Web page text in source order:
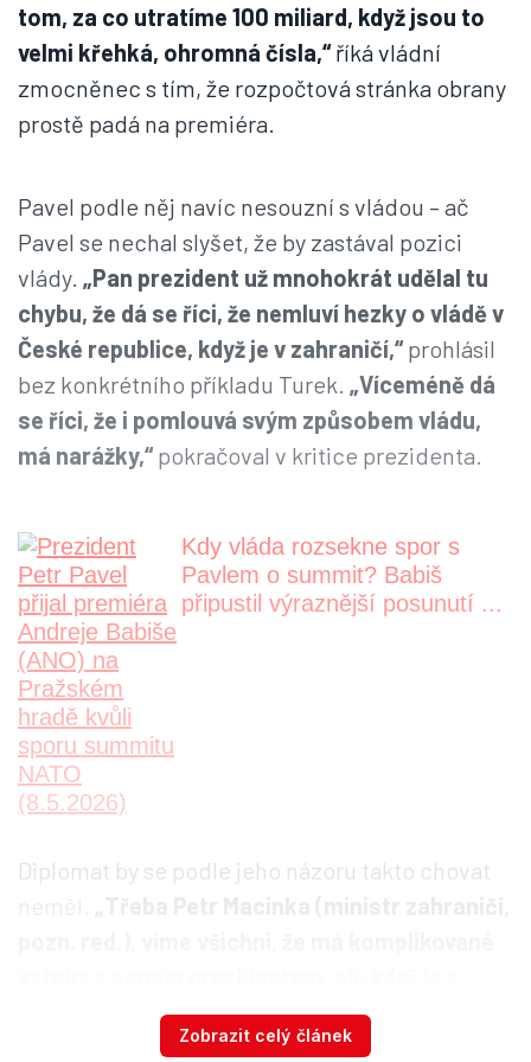
tom, za co utratíme 100 miliard, když jsou to
velmi křehká, ohromná čísla,“říká vládní
zmocněnec s tím, že rozpočtová stránka obrany
prostě padá na premiéra.
Pavel podle něj navíc nesouzní s vládou – ač
Pavel se nechal slyšet, že by zastával pozici
vlády. „Pan prezident už mnohokrát udělal tu
chybu, že dá se říci, že nemluví hezky o vládě v
České republice, když je v zahraničí,“ prohlásil
bez konkrétního příkladu Turek. „Víceméně dá
se říci, že i pomlouvá svým způsobem vládu,
má narážky,“ pokračoval v kritice prezidenta.
Kdy vláda rozsekne spor s
Pavlem o summit? Babiš
připustil výraznější posunutí ...
Diplomat by se podle jeho názoru takto chovat
zahraničí, nikdy by si nedovolil nehezky mluvit
o panu prezidentovi, protože prostě v
Zobrazit celý článek